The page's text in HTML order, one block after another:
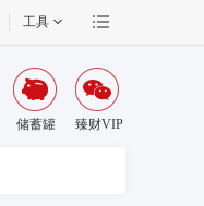
工具
储蓄罐 臻财VIP